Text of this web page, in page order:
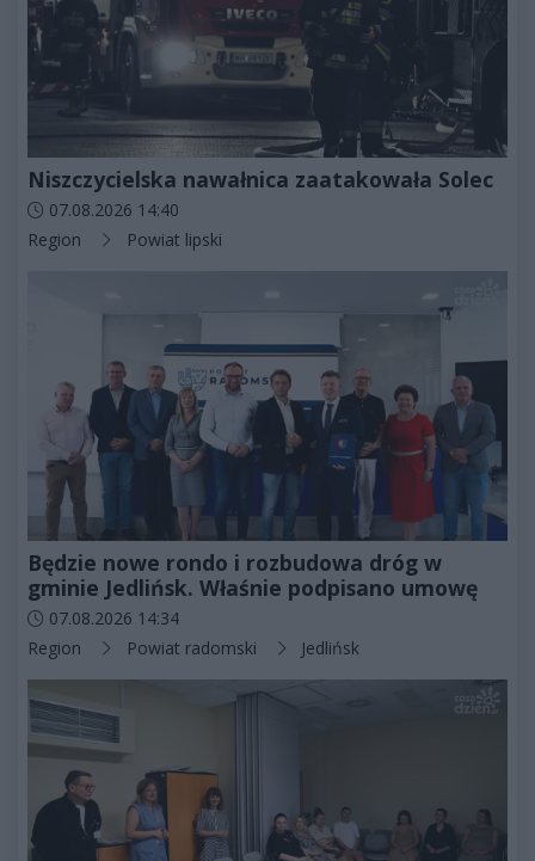
Niszczycielska nawałnica zaatakowała Solec
Data dodania artykułu:
07.08.2026 14:40
Kategorie artykułu:
Region Powiat lipski
Będzie nowe rondo i rozbudowa dróg w
gminie Jedlińsk. Właśnie podpisano umowę
Data dodania artykułu:
07.08.2026 14:34
Kategorie artykułu:
Region Powiat radomski Jedlińsk